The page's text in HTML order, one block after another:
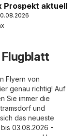
Prospekt aktuell
Flyern von
genau richtig! Auf
Sie immer die
und
das neueste
03.08.2026 -